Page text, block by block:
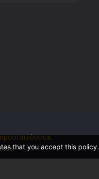
.that you accept this policy.